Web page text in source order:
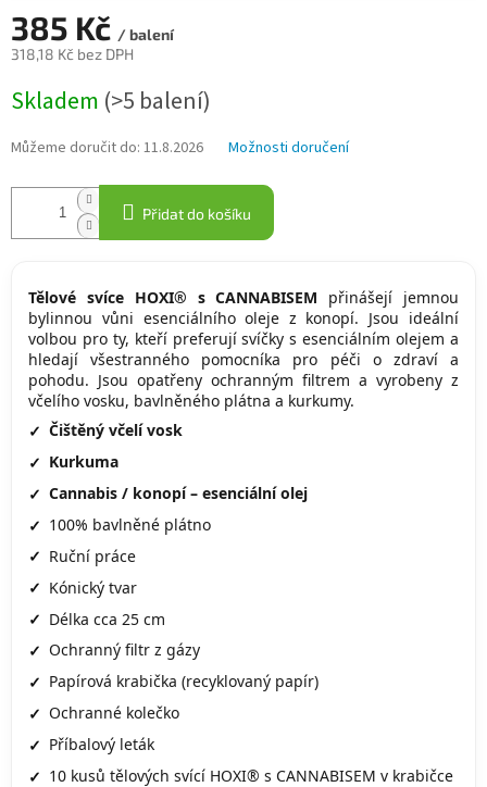
385 Kč / balení
318,18 Kč bez DPH
cena:
Skladem (>5 balení)
Můžeme doručit do: 11.8.2026 Možnosti doručení
Přidat do košíku
Tělové svíce HOXI® s CANNABISEM přinášejí jemnou
bylinnou vůni esenciálního oleje z konopí. Jsou ideální
volbou pro ty, kteří preferují svíčky s esenciálním olejem a
hledají všestranného pomocníka pro péči o zdraví a
pohodu. Jsou opatřeny ochranným filtrem a vyrobeny z
včelího vosku, bavlněného plátna a kurkumy.
Čištěný včelí vosk
Kurkuma
Cannabis / konopí – esenciální olej
100% bavlněné plátno
Ruční práce
Kónický tvar
Délka cca 25 cm
Ochranný filtr z gázy
Papírová krabička (recyklovaný papír)
Ochranné kolečko
Příbalový leták
10 kusů tělových svící HOXI® s CANNABISEM v krabičce